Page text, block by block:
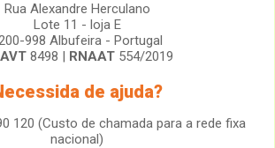
Rua Alexandre Herculano
Lote 11 - loja E
998 Albufeira - Portugal
8498 | RNAAT554/2019
de ajuda?
120 (Custo de chamada para a rede fixa
nacional)